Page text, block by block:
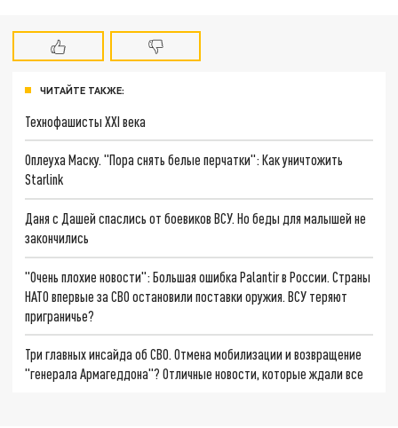
ЧИТАЙТЕ ТАКЖЕ:
Технофашисты XXI века
Оплеуха Маску. "Пора снять белые перчатки": Как уничтожить
Starlink
Даня с Дашей спаслись от боевиков ВСУ. Но беды для малышей не
закончились
"Очень плохие новости": Большая ошибка Palantir в России. Страны
НАТО впервые за СВО остановили поставки оружия. ВСУ теряют
приграничье?
Три главных инсайда об СВО. Отмена мобилизации и возвращение
"генерала Армагеддона"? Отличные новости, которые ждали все